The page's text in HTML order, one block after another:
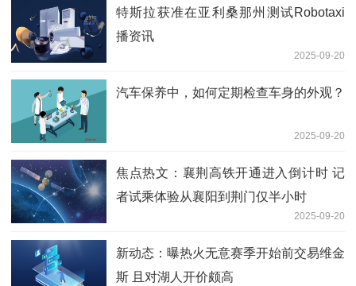
特斯拉获准在亚利桑那州测试Robotaxi
播资讯
2025-09-20
汽车保养中，如何定期检查车身的外观？
2025-09-20
焦点热文：襄荆高铁开通进入倒计时 记
者试乘体验从襄阳到荆门仅半小时
2025-09-20
新动态：曝热火无意赛季开始前交易维金
斯 且对湖人开价颇高